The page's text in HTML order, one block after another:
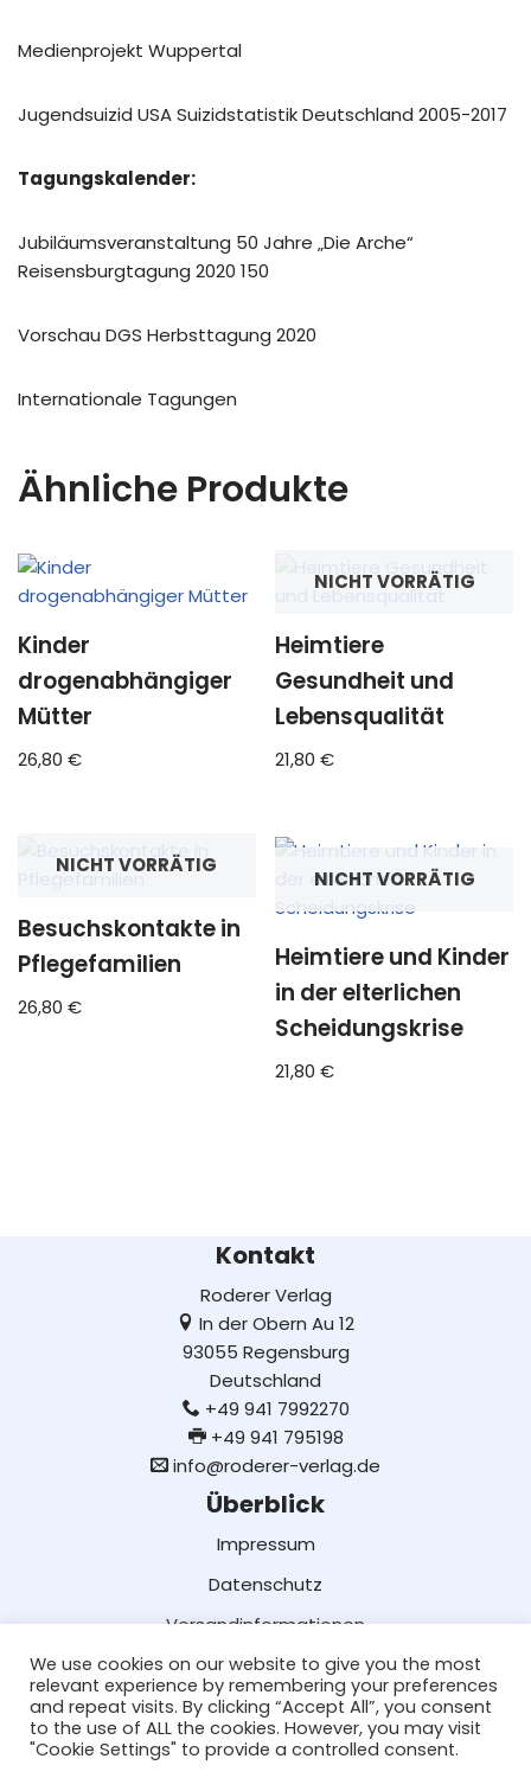
Medienprojekt Wuppertal
Jugendsuizid USA Suizidstatistik Deutschland 2005-2017
Tagungskalender:
Jubiläumsveranstaltung 50 Jahre „Die Arche“
Reisensburgtagung 2020 150
Vorschau DGS Herbsttagung 2020
Internationale Tagungen
Ähnliche Produkte
Kinder
drogenabhängiger
Mütter
26,80 €
NICHT VORRÄTIG
Heimtiere
Gesundheit und
Lebensqualität
21,80€
NICHT VORRÄTIG
Besuchskontakte in
Pflegefamilien
26,80 €
NICHT VORRÄTIG
Heimtiere und Kinder
in der elterlichen
Scheidungskrise
21,80€
Kontakt
Roderer Verlag
In der Obern Au 12
93055 Regensburg
Deutschland
+49 941 7992270
+49 941 795198
info@roderer-verlag.de
Überblick
Impressum
Datenschutz
Versandinformationen
Lieferung und Bezahlung
AGB
Social Media
We use cookies on our website to give you the most
relevant experience by remembering your preferences
and repeat visits. By clicking “Accept All”, you consent
to the use of ALL the cookies. However, you may visit
"Cookie Settings" to provide a controlled consent.